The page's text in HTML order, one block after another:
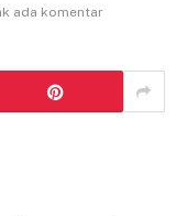
ada komentar